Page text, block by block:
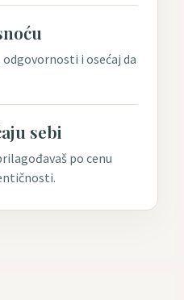
i osećaj da
sebi
po cenu